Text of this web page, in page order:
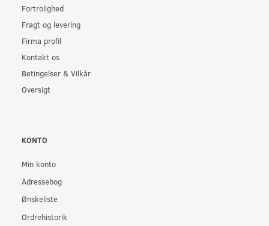
Fortrolighed
Fragt og levering
Firma profil
Kontakt os
Betingelser & Vilkår
Oversigt
KONTO
Min konto
Adressebog
Ønskeliste
Ordrehistorik